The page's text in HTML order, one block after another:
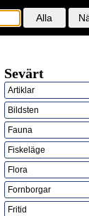
Sevärt
Artiklar
Bildsten
Fauna
Fiskeläge
Flora
Fornborgar
Fritid